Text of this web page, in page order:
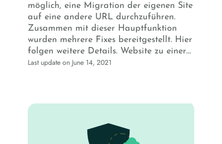
möglich, eine Migration der eigenen Site
auf eine andere URL durchzuführen.
Zusammen mit dieser Hauptfunktion
wurden mehrere Fixes bereitgestellt. Hier
folgen weitere Details. Website zu einer…
Last update on June 14, 2021